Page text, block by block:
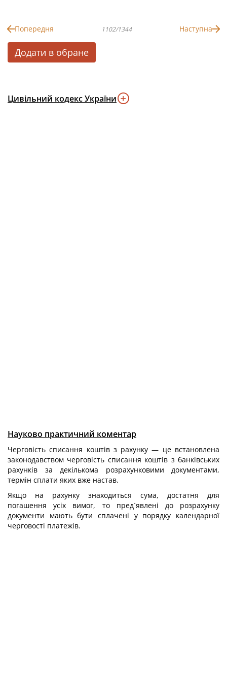
Попередня 1102/1344 Наступна
Додати в обране
Цивільний кодекс України
Науково практичний коментар
Черговість списання коштів з рахунку — це встановлена
законодавством черговість списання коштів з банківських
рахунків за декількома розрахунковими документами,
термін сплати яких вже настав.
Якщо на рахунку знаходиться сума, достатня для
погашення усіх вимог, то пред´явлені до розрахунку
документи мають бути сплачені у порядку календарної
черговості платежів.